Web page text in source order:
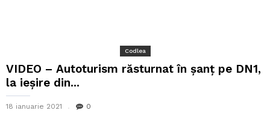
Codlea
VIDEO – Autoturism răsturnat în șanț pe DN1,
la ieșire din...
18 ianuarie 2021 0